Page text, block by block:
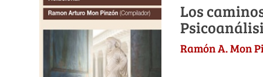
Los
Ramón A. Mon